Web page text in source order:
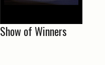
Show of Winners